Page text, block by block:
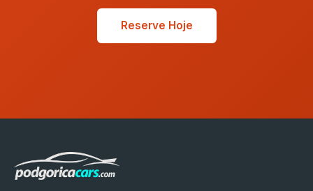
Reserve Hoje